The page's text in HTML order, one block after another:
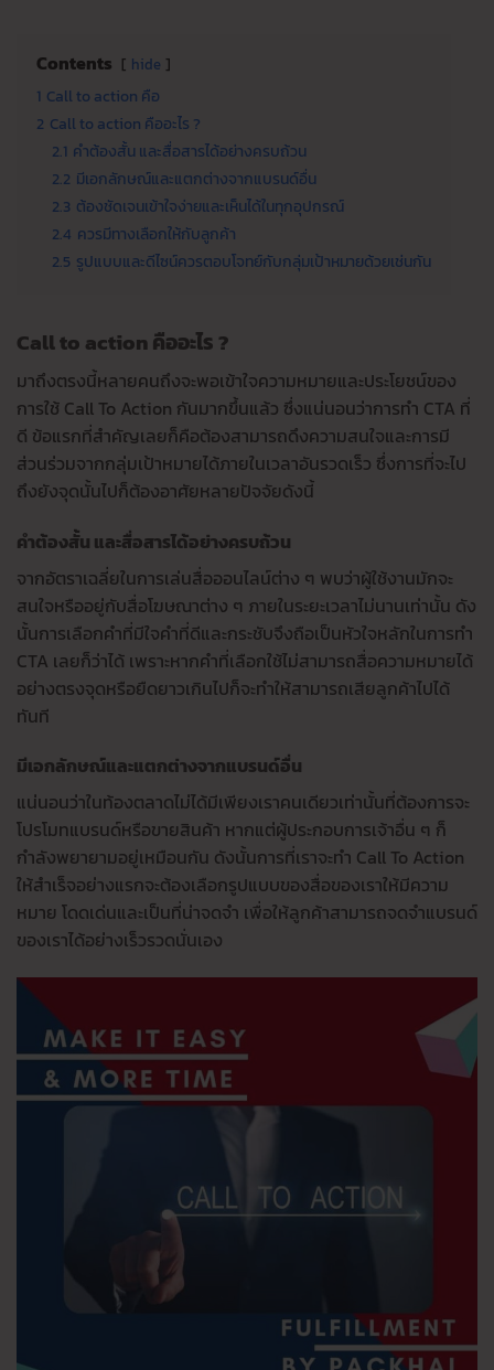
Contents hide
1 Call to action คือ
2 Call to action คืออะไร ?
2.1 คำต้องสั้น และสื่อสารได้อย่างครบถ้วน
2.2 มีเอกลักษณ์และแตกต่างจากแบรนด์อื่น
2.3 ต้องชัดเจนเข้าใจง่ายและเห็นได้ในทุกอุปกรณ์
2.4 ควรมีทางเลือกให้กับลูกค้า
2.5 รูปแบบและดีไซน์ควรตอบโจทย์กับกลุ่มเป้าหมายด้วยเช่นกัน
Call to action คืออะไร ?
มาถึงตรงนี้หลายคนถึงจะพอเข้าใจความหมายและประโยชน์ของ
การใช้ Call To Action กันมากขึ้นแล้ว ซึ่งแน่นอนว่าการทำ CTA ที่
ดี ข้อแรกที่สำคัญเลยก็คือต้องสามารถดึงความสนใจและการมี
ส่วนร่วมจากกลุ่มเป้าหมายได้ภายในเวลาอันรวดเร็ว ซึ่งการที่จะไป
ถึงยังจุดนั้นไปก็ต้องอาศัยหลายปัจจัยดังนี้
คำต้องสั้น และสื่อสารได้อย่างครบถ้วน
จากอัตราเฉลี่ยในการเล่นสื่อออนไลน์ต่าง ๆ พบว่าผู้ใช้งานมักจะ
สนใจหรืออยู่กับสื่อโฆษณาต่าง ๆ ภายในระยะเวลาไม่นานเท่านั้น ดัง
นั้นการเลือกคำที่มีใจคำที่ดีและกระชับจึงถือเป็นหัวใจหลักในการทำ
CTA เลยก็ว่าได้ เพราะหากคำที่เลือกใช้ไม่สามารถสื่อความหมายได้
อย่างตรงจุดหรือยืดยาวเกินไปก็จะทำให้สามารถเสียลูกค้าไปได้
ทันที
มีเอกลักษณ์และแตกต่างจากแบรนด์อื่น
แน่นอนว่าในท้องตลาดไม่ได้มีเพียงเราคนเดียวเท่านั้นที่ต้องการจะ
โปรโมทแบรนด์หรือขายสินค้า หากแต่ผู้ประกอบการเจ้าอื่น ๆ ก็
กำลังพยายามอยู่เหมือนกัน ดังนั้นการที่เราจะทำ Call To Action
ให้สำเร็จอย่างแรกจะต้องเลือกรูปแบบของสื่อของเราให้มีความ
หมาย โดดเด่นและเป็นที่น่าจดจำ เพื่อให้ลูกค้าสามารถจดจำแบรนด์
ของเราได้อย่างเร็วรวดนั่นเอง